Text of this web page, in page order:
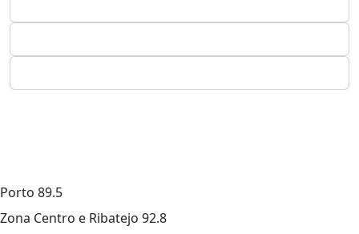
Porto 89.5
Zona Centro e Ribatejo 92.8